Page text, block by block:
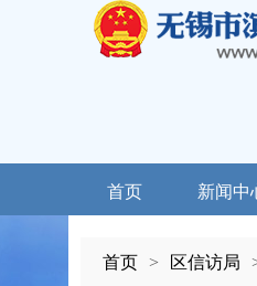
首页 新闻中
首页 > 区信访局